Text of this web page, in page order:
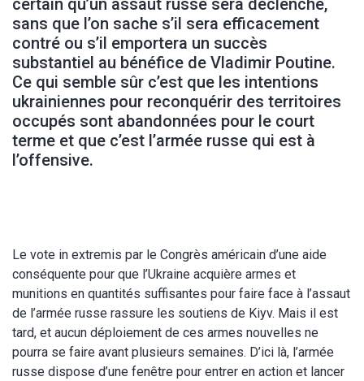
certain qu’un assaut russe sera déclenché,
sans que l’on sache s’il sera efficacement
contré ou s’il emportera un succès
substantiel au bénéfice de Vladimir Poutine.
Ce qui semble sûr c’est que les intentions
ukrainiennes pour reconquérir des territoires
occupés sont abandonnées pour le court
terme et que c’est l’armée russe qui est à
l’offensive.
Le vote in extremis par le Congrès américain d’une aide
conséquente pour que l’Ukraine acquière armes et
munitions en quantités suffisantes pour faire face à l’assaut
de l’armée russe rassure les soutiens de Kiyv. Mais il est
tard, et aucun déploiement de ces armes nouvelles ne
pourra se faire avant plusieurs semaines. D’ici là, l’armée
russe dispose d’une fenêtre pour entrer en action et lancer